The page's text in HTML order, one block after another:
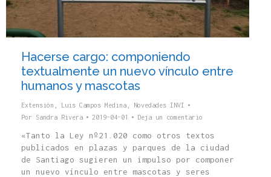
Hacerse cargo: componiendo
textualmente un nuevo vínculo entre
humanos y mascotas
Extensión Luis Campos Medina
Novedades INVI
Por Sandra Rivera 2019-04-01 Deja un comentario
«Tanto la Ley nº21.020 como otros textos
publicados en plazas y parques de la ciudad
de Santiago sugieren un impulso por componer
un nuevo vínculo entre mascotas y seres